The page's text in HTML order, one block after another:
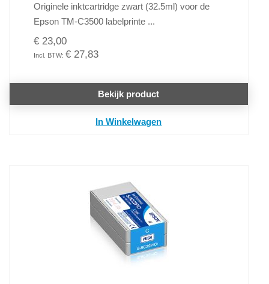
Originele inktcartridge zwart (32.5ml) voor de
Epson TM-C3500 labelprinte ...
€ 23,00
€ 27,83
Bekijk product
In Winkelwagen